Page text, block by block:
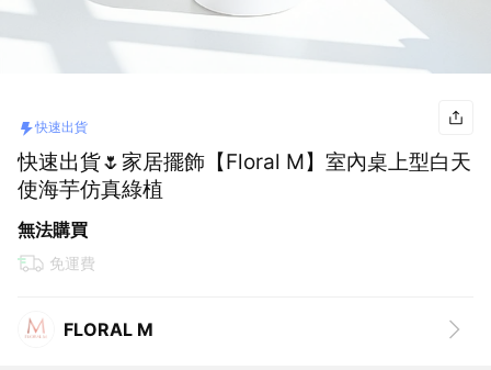
快速出貨
快速出貨🌷家居擺飾【Floral M】室內桌上型白天
使海芋仿真綠植
無法購買
免運費
FLORAL M